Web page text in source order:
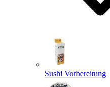
Sushi Vorbereitung